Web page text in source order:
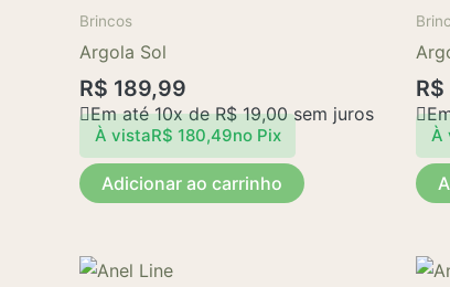
Brincos
Argola Sol
R$ 189,99
Em até 10x deR$19,00sem juros
À vistaR$ 180,49no Pix
Adicionar ao carrinho
R$
À